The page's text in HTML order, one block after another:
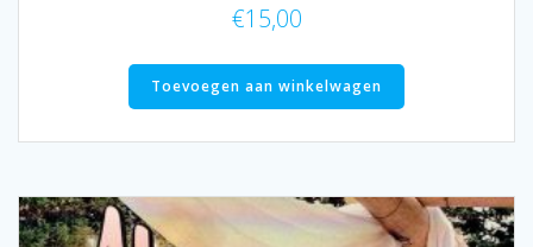
€15,00
Toevoegen aan winkelwagen